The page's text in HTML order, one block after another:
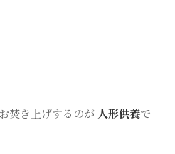
焚き上げするのが 人形供養で